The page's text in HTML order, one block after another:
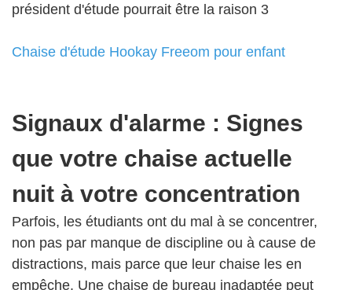
Chaise d'étude Hookay Freeom pour enfant
Signaux d'alarme : Signes
que votre chaise actuelle
nuit à votre concentration
Parfois, les étudiants ont du mal à se concentrer,
non pas par manque de discipline ou à cause de
distractions, mais parce que leur chaise les en
empêche. Une chaise de bureau inadaptée peut